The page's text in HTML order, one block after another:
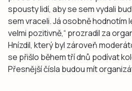
spousty lidí, aby se sem vydali
sem vraceli. Já osobně hodnotím
velmi pozitivně,“ prozradil za
Hnízdil, který byl zároveň
se přišlo během tří dnů podívat
Přesnější čísla budou mít